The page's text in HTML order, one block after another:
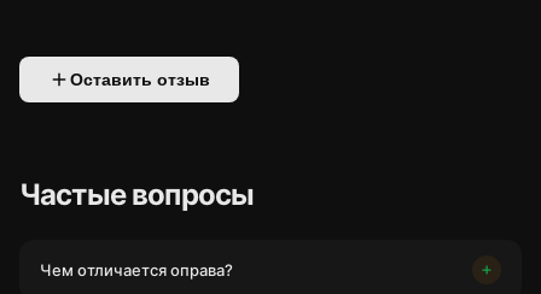
Оставить отзыв
Частые вопросы
Чем отличается оправа?